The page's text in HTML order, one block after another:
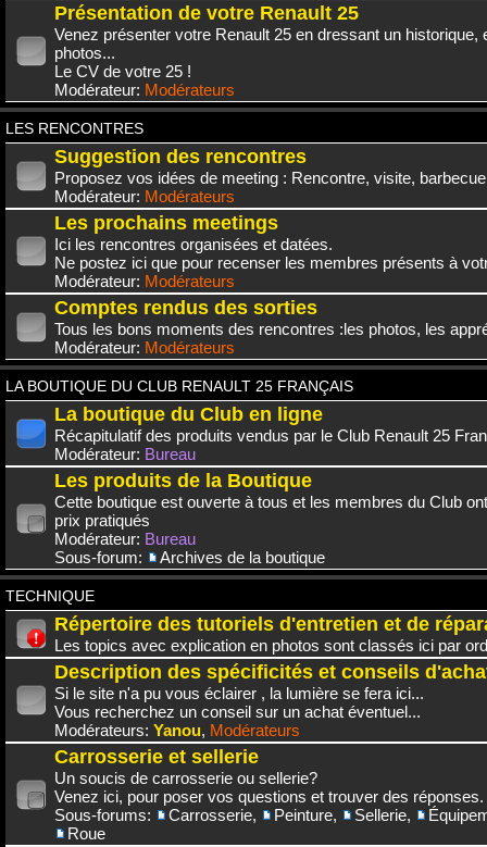
Présentation de votre Renault 25
Venez présenter votre Renault 25 en dressant un historique,
photos...
Le CV de votre 25 !
Modérateur: Modérateurs
LES RENCONTRES
Suggestion des rencontres
Proposez vos idées de meeting : Rencontre, visite,
Modérateur: Modérateurs
Les prochains meetings
Ici les rencontres organisées et datées.
Ne postez ici que pour recenser les membres présents à
Modérateur: Modérateurs
Comptes rendus des sorties
Tous les bons moments des rencontres :les photos, les
Modérateur: Modérateurs
LA BOUTIQUE DU CLUB RENAULT 25 FRANÇAIS
La boutique du Club en ligne
Récapitulatif des produits vendus par le Club Renault 25
Modérateur: Bureau
Les produits de la Boutique
Cette boutique est ouverte à tous et les membres du Club
prix pratiqués
Modérateur: Bureau
Sous-forum:
Archives de la boutique
TECHNIQUE
Répertoire des tutoriels d'entretien et de
Les topics avec explication en photos sont classés ici par
Description des spécificités et conseils
Si le site n'a pu vous éclairer , la lumière se fera ici...
Vous recherchez un conseil sur un achat éventuel...
Modérateurs: Yanou, Modérateurs
Carrosserie et sellerie
Un soucis de carrosserie ou sellerie?
Venez ici, pour poser vos questions et trouver des réponses.
Sous-forums:
Carrosserie, Peinture, Sellerie,
Roue